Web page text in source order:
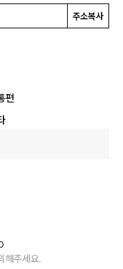
주소복사
편
해주세요.